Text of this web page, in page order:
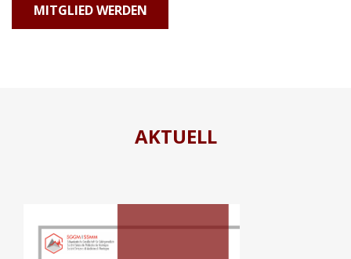
MITGLIED WERDEN
AKTUELL